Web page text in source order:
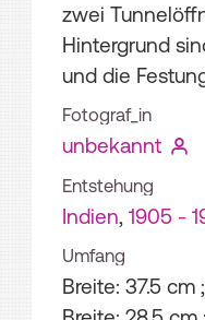
zwei
Hintergrund
und die
Fotograf_in
unbekannt
Entstehung
Indien, 1905 -
Umfang
Breite: 37.5 cm